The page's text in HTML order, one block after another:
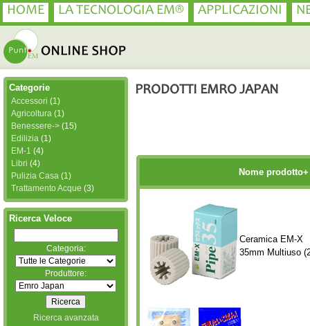
HOME LA TECNOLOGIA EM® APPLICAZIONI
PRODOTTI EMRO JAPAN
Nome prodotto+
Ceramica EM-X
35mm Multiuso
Categorie
Accessori (1)
Agricoltura (1)
Benessere-> (15)
Edilizia (1)
EM-1 (4)
Libri (4)
Pulizia Casa (1)
Trattamento Acque (3)
Ricerca Veloce
Categoria:
Produttore:
Ricerca avanzata